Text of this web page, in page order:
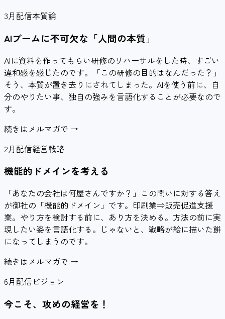
3月配信本質論
AIブームに不可欠な「人間の本質」
AIに資料を作ってもらい研修のリハーサルをした時、すごい
違和感を感じたのです。「この研修の目的はなんだった？」
そう、本質が置き去りにされてしまった。AIを使う前に、自
分のやりたい事、独自の強みを言語化することが必要なので
す。
続きはメルマガで →
2月配信経営戦略
機能的ドメインを考える
「あなたの会社は何屋さんですか？」この問いに対する答え
が御社の「機能的ドメイン」です。印刷業⇒販売促進支援
業。やり方を検討する前に、あり方を決める。方法の前に実
現したい姿を言語化する。じゃないと、戦略が絵に描いた餅
になってしまうのです。
続きはメルマガで →
6月配信 ビジョン
今こそ、攻めの経営を！